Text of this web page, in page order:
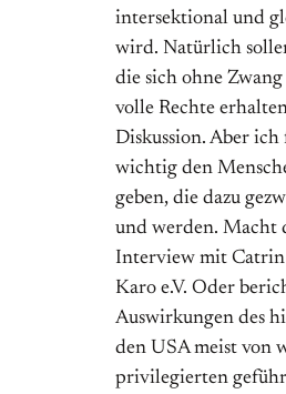
intersektional und
wird. Natürlich
die sich ohne
volle Rechte
Diskussion. Aber ich
wichtig den
geben, die dazu
und werden. Macht
Interview mit Catrin
Karo e.V. Oder
Auswirkungen des
den USA meist von
privilegierten